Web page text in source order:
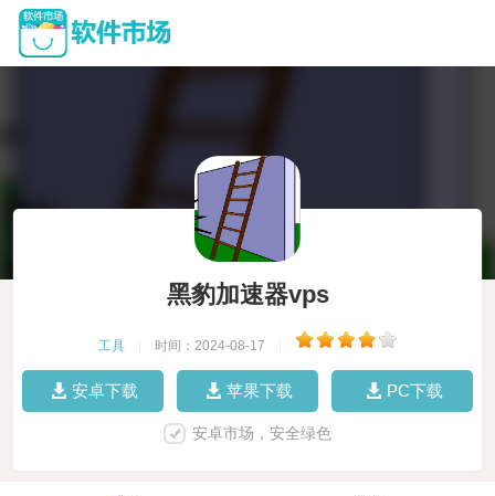
黑豹加速器vps
工具 时间：2024-08-17
安卓下载 苹果下载 PC下载
安卓市场，安全绿色